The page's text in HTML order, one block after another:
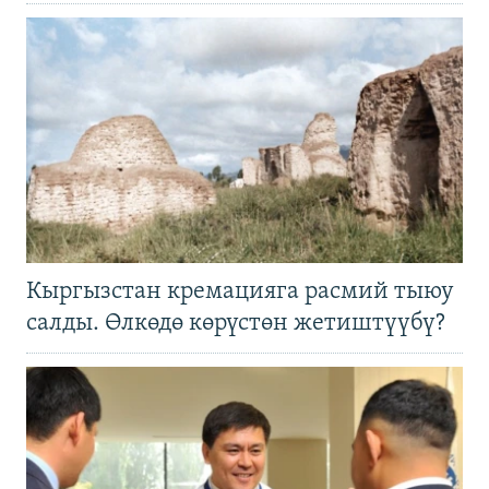
Кыргызстан кремацияга расмий тыюу
салды. Өлкөдө көрүстөн жетиштүүбү?